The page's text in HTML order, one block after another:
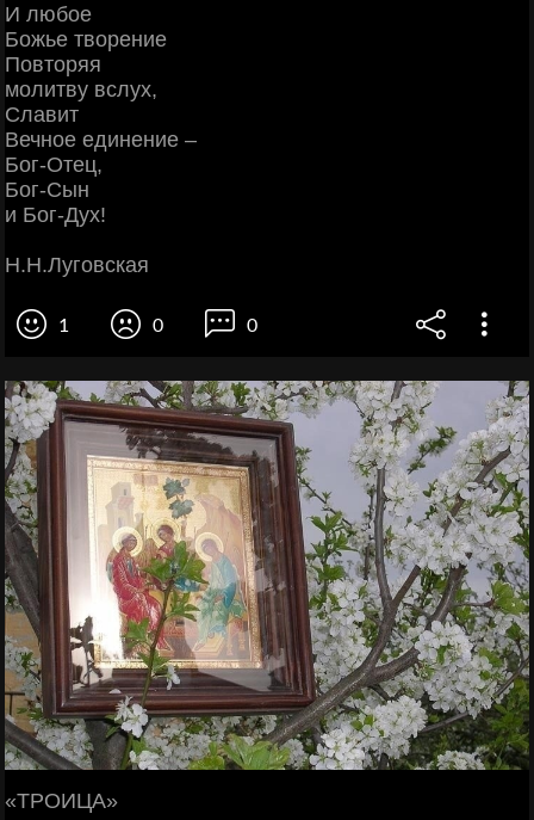
И любое
Божье творение
Повторяя
молитву вслух,
Славит
Вечное единение –
Бог-Отец,
Бог-Сын
и Бог-Дух!
Н.Н.Луговская
1 0 0
«ТРОИЦА»